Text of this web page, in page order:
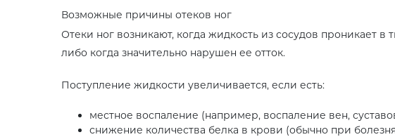
Возможные причины отеков ног
Отеки ног возникают, когда жидкость из сосудов проникает
либо когда значительно нарушен ее отток.
Поступление жидкости увеличивается, если есть:
местное воспаление (например, воспаление вен,
снижение количества белка в крови (обычно при